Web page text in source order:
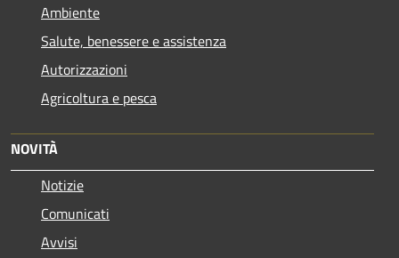
Ambiente
Salute, benessere e assistenza
Autorizzazioni
Agricoltura e pesca
NOVITÀ
Notizie
Comunicati
Avvisi